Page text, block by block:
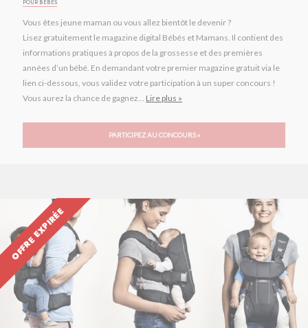
POUR BÉBÉS
Vous êtes jeune maman ou vous allez bientôt le devenir ?
Lisez gratuitement le magazine digital Bébés et Mamans. Il contient des
informations pratiques à propos de la grossesse et des premières
années d’un bébé. En demandant votre premier magazine gratuit via le
lien ci-dessous, vous validez votre participation à un super concours !
Vous aurez la chance de gagnez... Lire plus »
PARTICIPEZ AU CONCOURS »
OFFRE EXPIRÉE